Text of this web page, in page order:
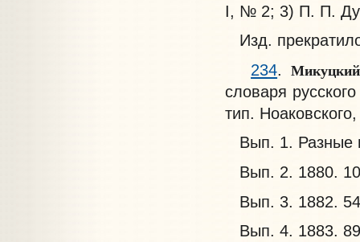
I, № 2; 3) П. П.
Изд.
234. Микуцкий
словаря
тип.
Вып. 1. Разные
Вып. 2. 1880.
Вып. 3. 1882.
Вып. 4. 1883.